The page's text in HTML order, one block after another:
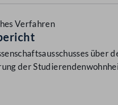
Verfahren
der